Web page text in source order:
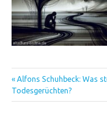
Vorheriger
Beitrag:
Alfons Schuhbeck: Was
Todesgerüchten?